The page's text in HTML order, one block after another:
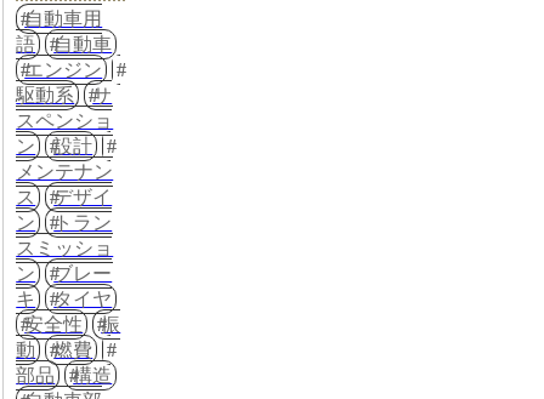
自動車用
語
自動車
エンジン
駆動系
サ
スペンショ
ン
設計
メンテナン
ス
デザイ
ン
トラン
スミッショ
ン
ブレー
キ
タイヤ
安全性
振
動
燃費
部品
構造